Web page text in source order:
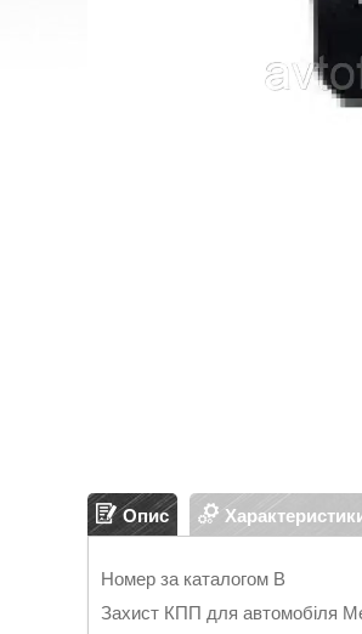
Опис
Номер за каталогом B
Захист КПП для автомобіля